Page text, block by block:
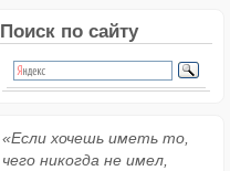
Поиск по сайту
«Если хочешь иметь то,
чего никогда не имел,